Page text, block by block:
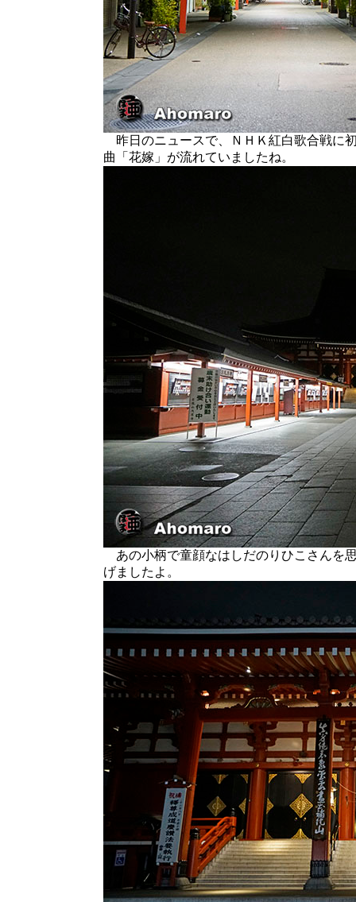
昨日のニュースで、ＮＨＫ紅白歌合戦に
曲「花嫁」が流れていましたね。
あの小柄で童顔なはしだのりひこさんを
げましたよ。